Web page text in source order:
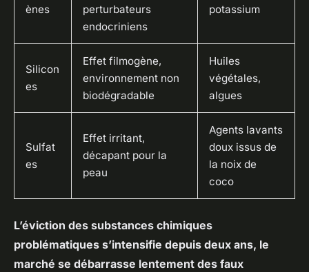
ènes
perturbateurs
endocriniens
potassium
Silicon
es
Effet filmogène,
environnement non
biodégradable
Huiles
végétales,
algues
Sulfat
es
Effet irritant,
décapant pour la
peau
Agents lavants
doux issus de
la noix de
coco
L’éviction des substances chimiques
problématiques s’intensifie depuis deux ans, le
marché se débarrasse lentement des faux